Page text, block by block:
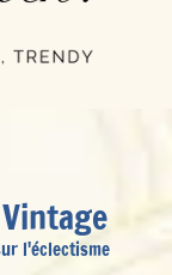
l'éclectisme